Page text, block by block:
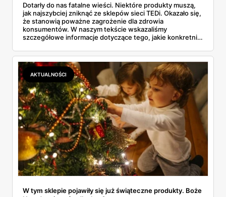
Dotarły do nas fatalne wieści. Niektóre produkty muszą,
jak najszybciej zniknąć ze sklepów sieci TEDi. Okazało się,
że stanowią poważne zagrożenie dla zdrowia
konsumentów. W naszym tekście wskazaliśmy
szczegółowe informacje dotyczące tego, jakie konkretnie
ostrożność.
AKTUALNOŚCI
W tym sklepie pojawiły się już świąteczne produkty. Boże